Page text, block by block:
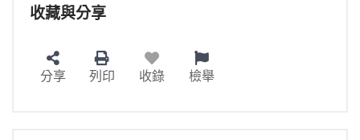
收藏與分享
分享 列印 收錄 檢舉